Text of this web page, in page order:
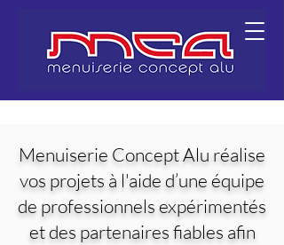
Menuiserie Concept Alu réalise
vos projets à l'aide d’une équipe
de professionnels expérimentés
et des partenaires fiables afin